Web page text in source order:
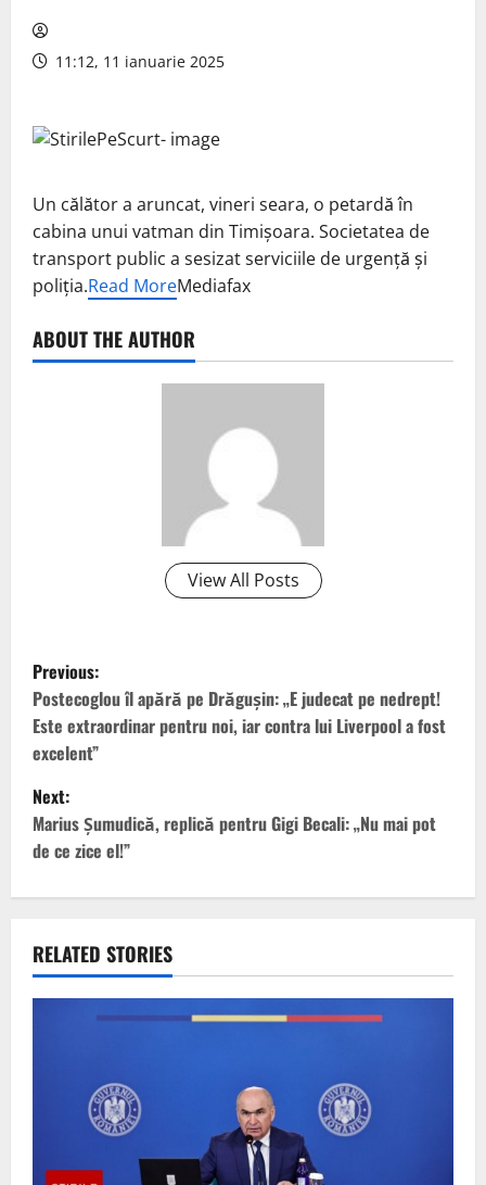
11:12, 11 ianuarie 2025
Un călător a aruncat, vineri seara, o petardă în
cabina unui vatman din Timişoara. Societatea de
transport public a sesizat serviciile de urgenţă şi
poliţia.Read MoreMediafax
ABOUT THE AUTHOR
View All Posts
P
o
s
t
n
a
v
i
Previous:
Postecoglou îl apără pe Drăgușin: „E judecat pe nedrept!
Este extraordinar pentru noi, iar contra lui Liverpool a fost
excelent”
Next:
Marius Șumudică, replică pentru Gigi Becali: „Nu mai pot
de ce zice el!”
RELATED STORIES